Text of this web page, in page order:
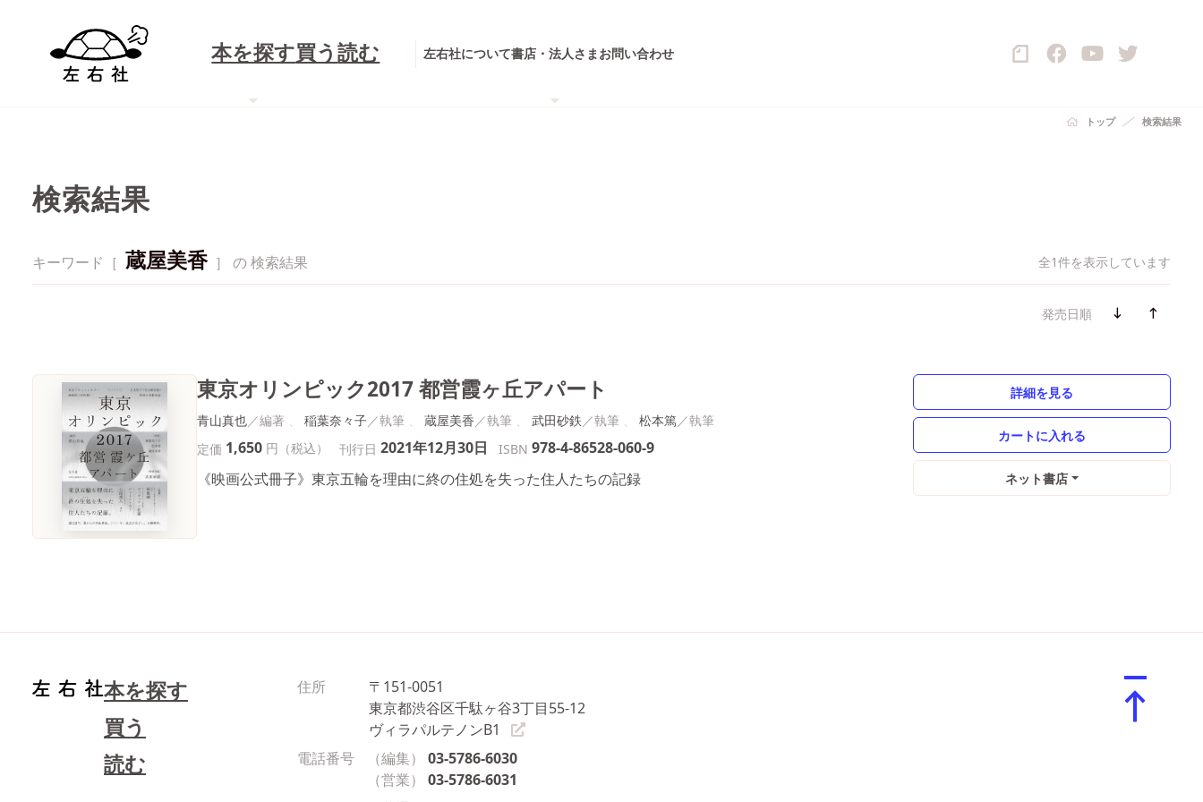
本を探す買う読む 左右社について書店・法人さまお問い合わせ
トップ 検索結果
検索結果
キーワード［ 蔵屋美香 ］ の 検索結果 全1件を表示しています
発売日順
東京オリンピック2017 都営霞ヶ丘アパート
青山真也 稲葉奈々子 蔵屋美香 武田砂鉄
松本篤
定価 1,650 円（税込） 刊行日 2021年12月30日 ISBN 978-4-86528-060-9
《映画公式冊子》東京五輪を理由に終の住処を失った住人たちの記録
詳細を見る
ネット書店
本を探す
買う
読む
住所
〒151-0051
東京都渋谷区千駄ヶ谷3丁目55-12
ヴィラパルテノンB1
電話番号
（編集）
03-5786-6030
（営業）
03-5786-6031